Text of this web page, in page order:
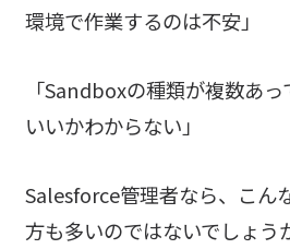
環境で作業するのは不安」
「Sandboxの種類が複数あ
いいかわからない」
Salesforce管理者なら、こん
方も多いのではないでしょう